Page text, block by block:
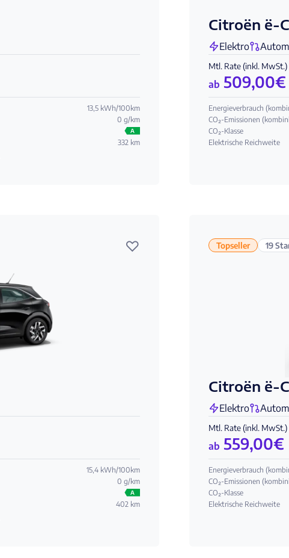
13,5 kWh/100km
0 g/km
A
332 km
Citroën ë-
Elektro
Mtl. Rate (inkl. MwSt.)
ab 509,00€
Energieverbrauch
CO₂-Emissionen
CO₂-Klasse
Elektrische Reichweite
♡
15,4 kWh/100km
0 g/km
A
402 km
Topseller 19
Citroën ë-
Elektro
Mtl. Rate (inkl. MwSt.)
ab 559,00€
Energieverbrauch
CO₂-Emissionen
CO₂-Klasse
Elektrische Reichweite